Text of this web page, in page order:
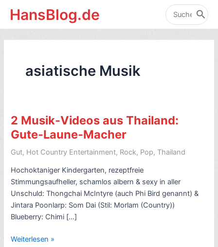
Inhalt
springen
HansBlog.de
Search
for:
asiatische Musik
2 Musik-Videos aus Thailand:
Gute-Laune-Macher
Gut, Hot Country Entertainment, Rock, Pop, Thailand
Hochoktaniger Kindergarten, rezeptfreie
Stimmungsaufheller, schamlos albern & sexy in aller
Unschuld: Thongchai McIntyre (auch Phi Bird genannt) &
Jintara Poonlarp: Som Dai (Stil: Morlam (Country))
Blueberry: Chimi […]
2
Weiterlesen »